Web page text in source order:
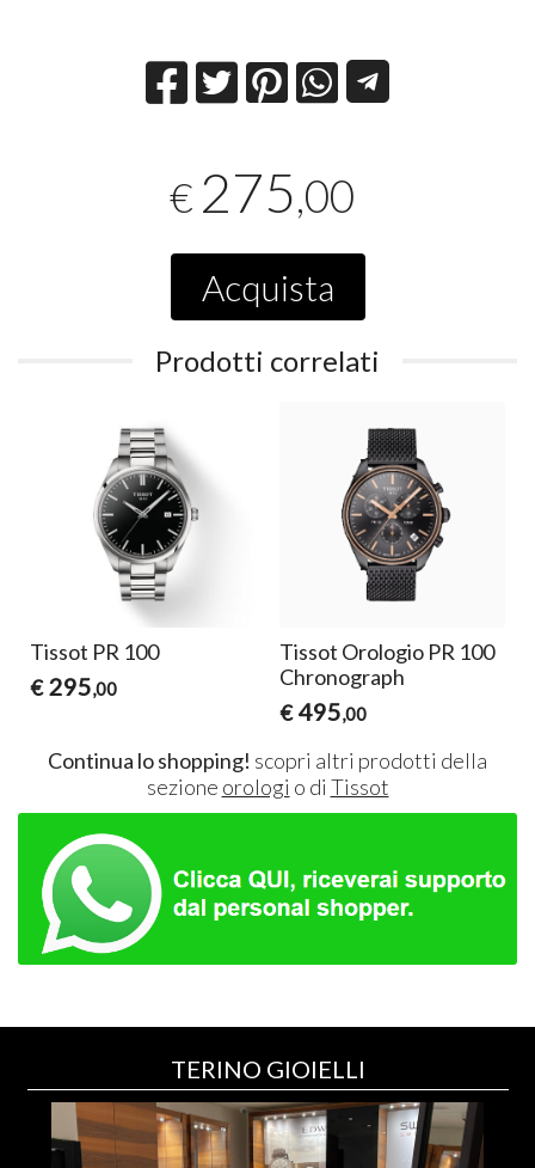
€ 275,00
Acquista
Prodotti correlati
Tissot PR 100
€ 295,00
Tissot Orologio PR 100
Chronograph
€ 495,00
Continua lo shopping! scopri altri prodotti della
sezione orologi o di Tissot
TERINO GIOIELLI